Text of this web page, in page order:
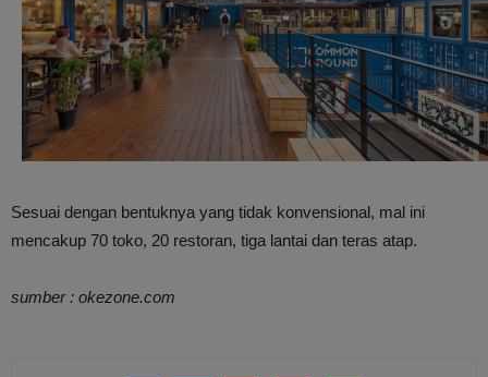
Sesuai dengan bentuknya yang tidak konvensional, mal ini
mencakup 70 toko, 20 restoran, tiga lantai dan teras atap.
sumber : okezone.com